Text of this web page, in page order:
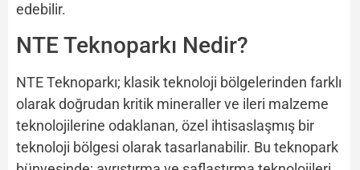
edebilir.
NTE Teknoparkı Nedir?
NTE Teknoparkı; klasik teknoloji bölgelerinden farklı
olarak doğrudan kritik mineraller ve ileri malzeme
teknolojilerine odaklanan, özel ihtisaslaşmış bir
teknoloji bölgesi olarak tasarlanabilir. Bu teknopark